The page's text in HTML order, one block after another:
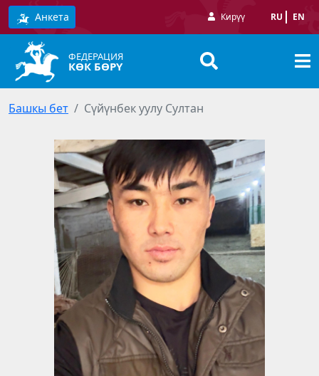
Анкета Кирүү RU EN
ФЕДЕРАЦИЯ
КӨК БӨРҮ
Башкы бет Сүйүнбек уулу Султан